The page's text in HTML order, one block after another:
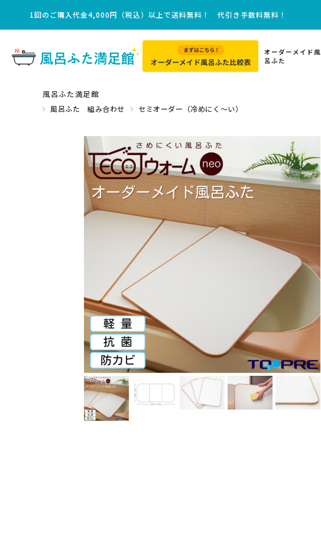
1回のご購入代金4,000円（税込）以上で送料無料！ 代引き手数料無料！
オーダーメイド風
呂ふた
風呂ふた満足館
風呂ふた 組み合わせ セミオーダー（冷めにく～い）